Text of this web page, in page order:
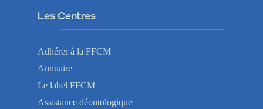
Les Centres
Adhérer à la FFCM
Annuaire
Le label FFCM
Assistance déontologique